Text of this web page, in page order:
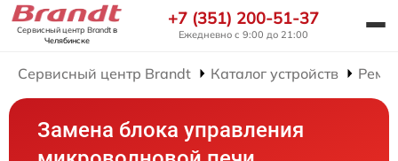
Сервисный центр Brandtв
Челябинске
+7 (351) 200-51-37
Ежедневно с 9:00 до 21:00
Сервисный центр Brandt Каталог устройств
Замена блока управления